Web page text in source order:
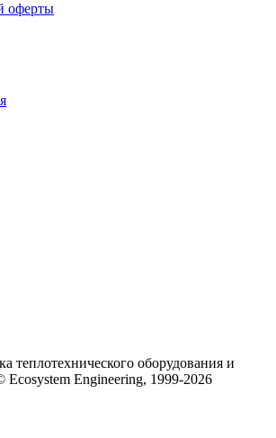
оферты
теплотехнического оборудования и
Ecosystem Engineering, 1999-2026